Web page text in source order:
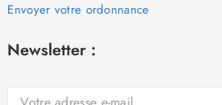
Envoyer votre ordonnance
Newsletter :